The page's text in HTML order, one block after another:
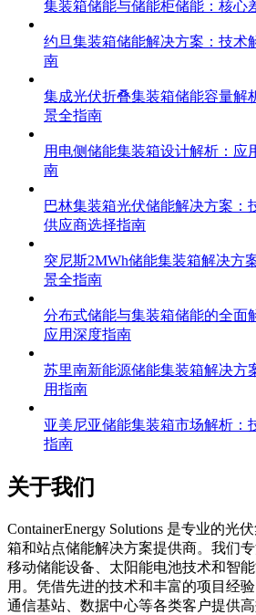
集装箱储能与储能柜储能：核心
约旦集装箱储能解决方案：技术
南
集成光伏折叠集装箱储能容量解
景全指南
用电侧储能集装箱设计解析：应
南
巴林集装箱光伏储能解决方案：
突尼斯2MWh储能集装箱解决方
分布式储能与集装箱储能的全面
苏里南新能源储能集装箱解决方
亚美尼亚储能集装箱市场解析：
ContainerEnergy Solutions 是专业的光
箱和站点储能解决方案提供商。我们专
移动储能设备、太阳能电池技术和智
用。凭借先进的技术和丰富的项目经